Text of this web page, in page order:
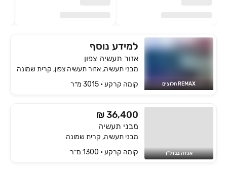
REMAX חלוצים
למידע נוסף
אזור תעשיה צפון
מבני תעשיה, אזור תעשיה צפון, קרית שמונה
קומה ‎קרקע‏ • 3015 מ״ר
אגדה בנדל"ן
₪ 36,400
מבני תעשיה
מבני תעשיה, קרית שמונה
קומה ‎קרקע‏ • 1300 מ״ר